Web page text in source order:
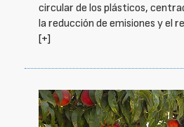
circular de los plásticos,
la reducción de emisiones y el
[+]